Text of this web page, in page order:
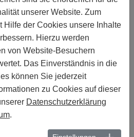
GEWÄHRLEISTET
:
VON DREI
WERDEN SIE UND
BEDROHT
:
GEFAHREN
unserer Website. Zum
Hilfe der Cookies unsere Inhalte
Hierzu werden
von Website-Besuchern
Das Einverständnis in die
können Sie jederzeit
zu Cookies auf dieser
Datenschutzerklärung
.